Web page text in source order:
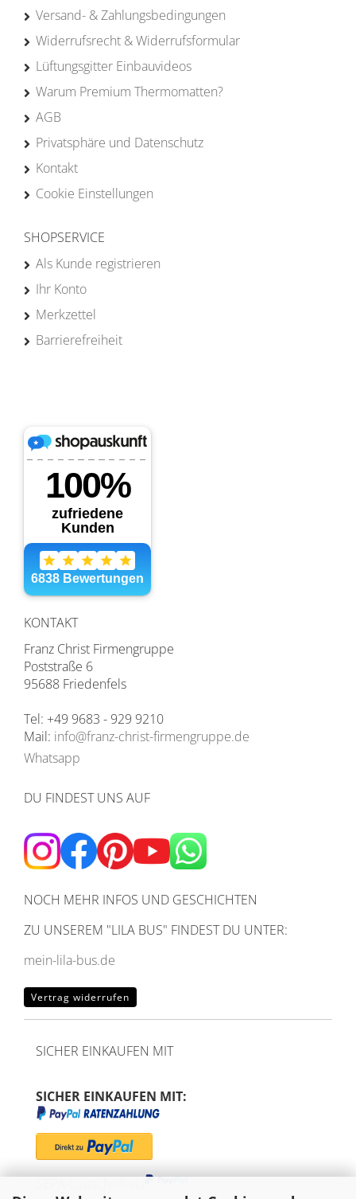
Versand- & Zahlungsbedingungen
Widerrufsrecht & Widerrufsformular
Lüftungsgitter Einbauvideos
Warum Premium Thermomatten?
AGB
Privatsphäre und Datenschutz
Kontakt
Cookie Einstellungen
SHOPSERVICE
Als Kunde registrieren
Ihr Konto
Merkzettel
Barrierefreiheit
KONTAKT
Franz Christ Firmengruppe
Poststraße 6
95688 Friedenfels
Tel: +49 9683 - 929 9210
Mail: info@franz-christ-firmengruppe.de
Whatsapp
DU FINDEST UNS AUF
NOCH MEHR INFOS UND GESCHICHTEN
ZU UNSEREM "LILA BUS" FINDEST DU UNTER:
mein-lila-bus.de
Vertrag widerrufen
SICHER EINKAUFEN MIT
SICHER EINKAUFEN MIT: